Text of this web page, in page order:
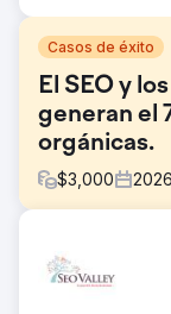
Casos de éxito
El SEO y
generan el
orgánicas.
$3,000 2026
Una empresa
la publicidad